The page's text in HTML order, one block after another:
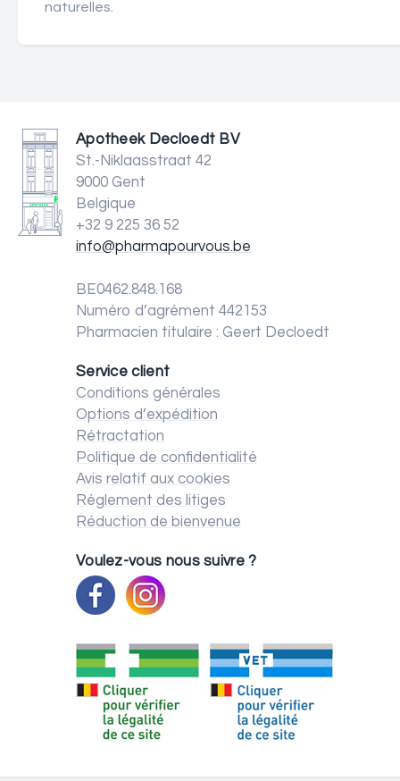
naturelles.
Apotheek Decloedt BV
St.-Niklaasstraat 42
9000 Gent
Belgique
+32 9 225 36 52
info@pharmapourvous.be
BE0462.848.168
Numéro d’agrément 442153
Pharmacien titulaire : Geert Decloedt
Service client
Conditions générales
Options d’expédition
Rétractation
Politique de confidentialité
Avis relatif aux cookies
Règlement des litiges
Réduction de bienvenue
Voulez-vous nous suivre ?